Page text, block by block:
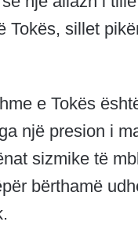
Tokës, sillet
e Tokës
një presion i
sizmike të
bërthamë